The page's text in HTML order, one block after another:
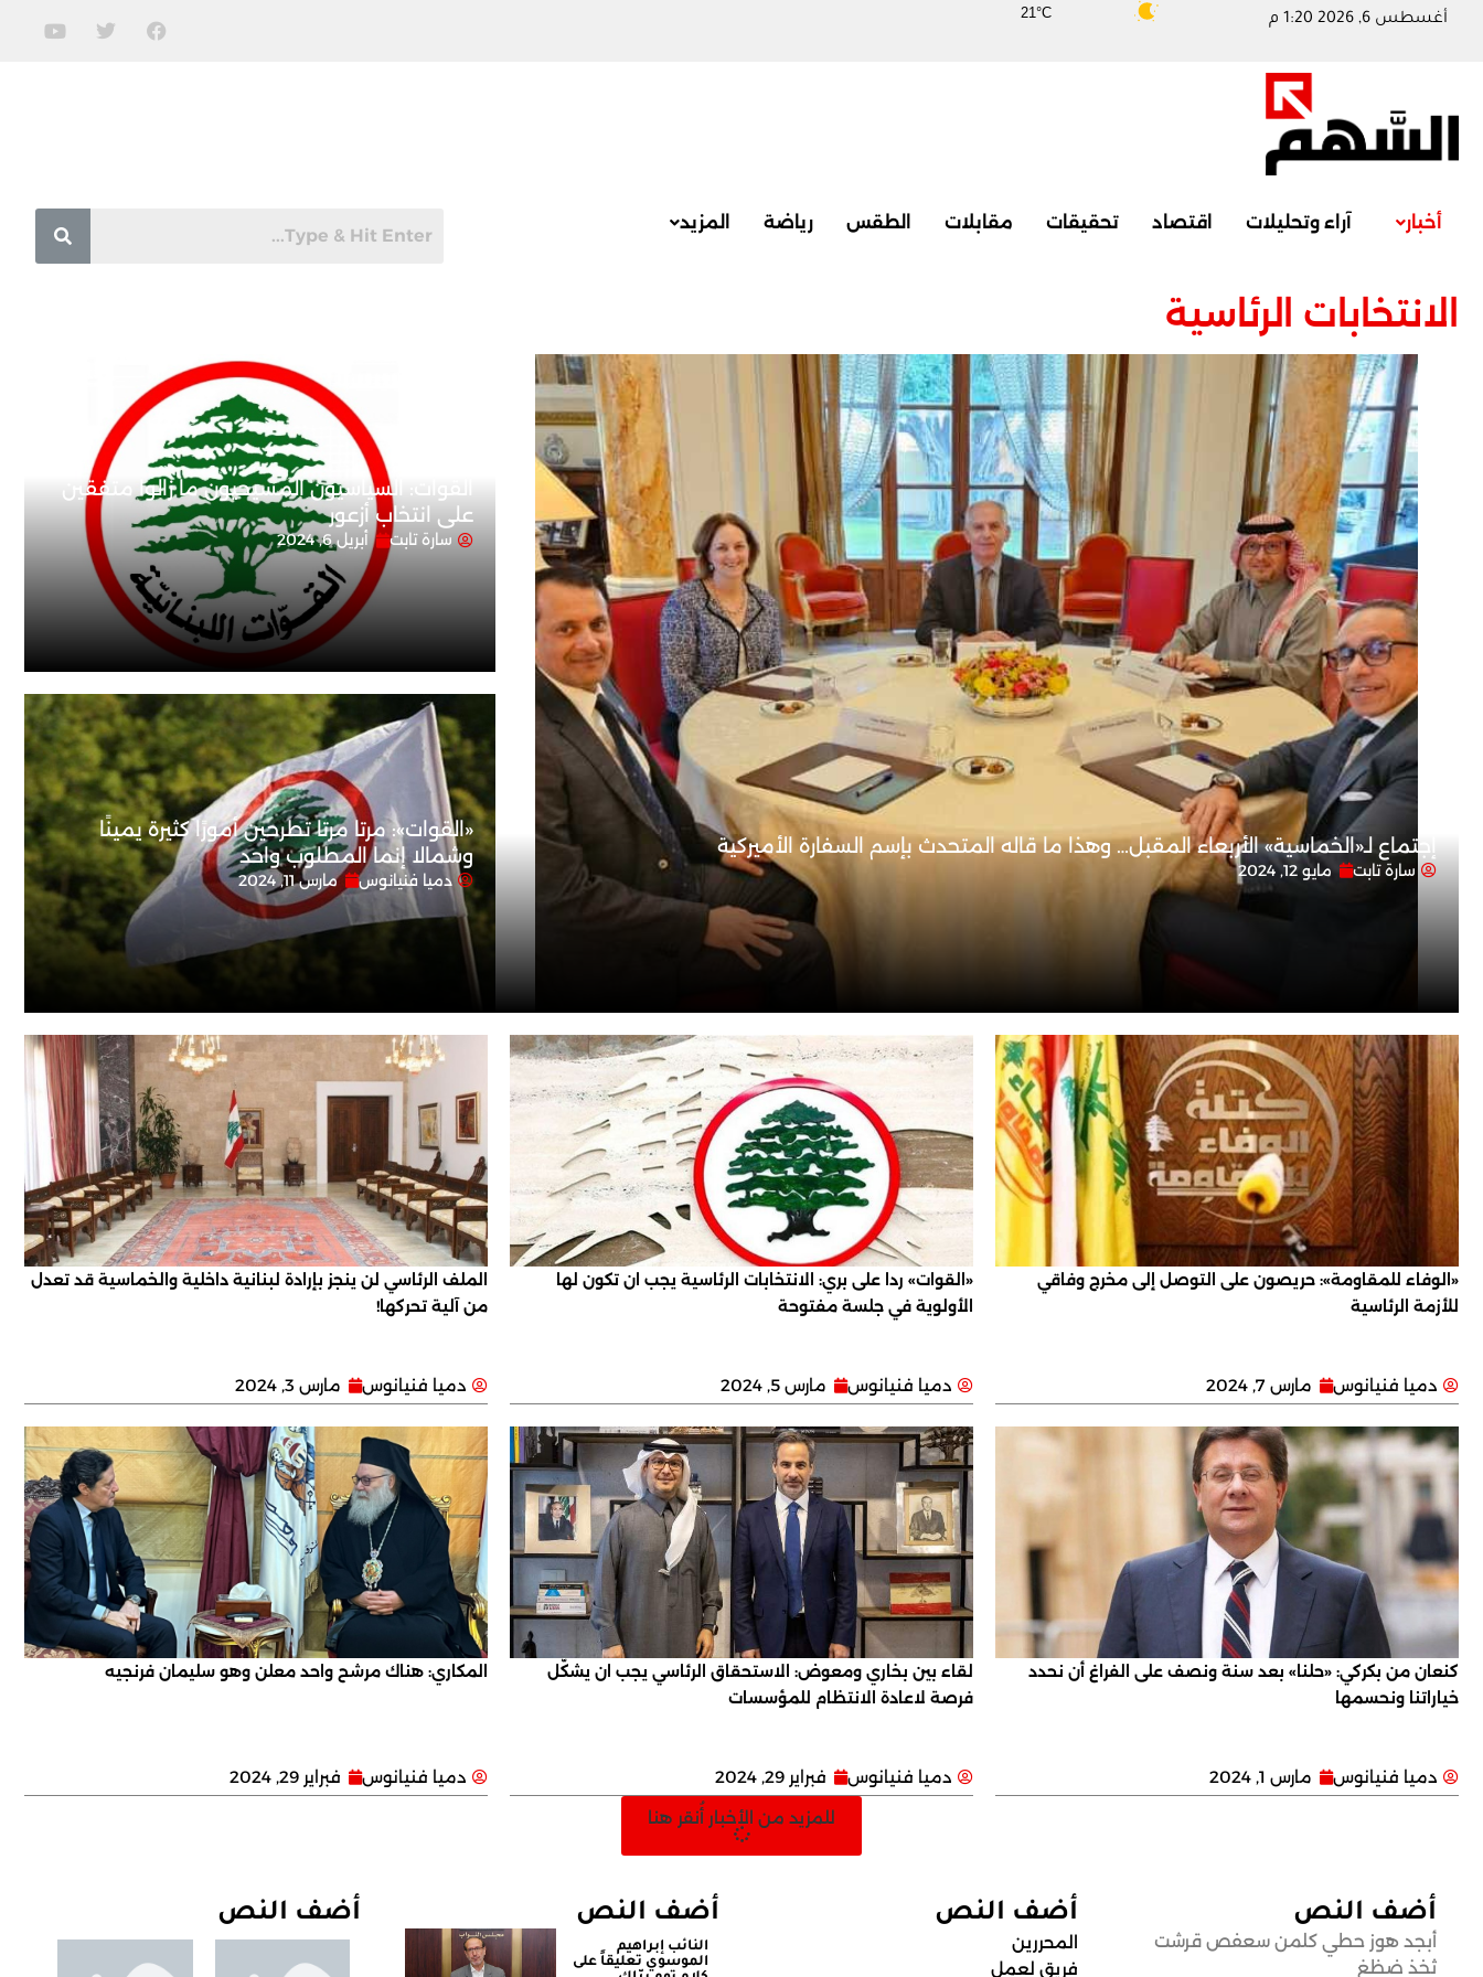
21°C أغسطس 6, 2026 1:20 م
أخبار آراء وتحليلات اقتصاد تحقيقات مقابلات الطقس رياضة المزيد
الانتخابات الرئاسية
القوات: السياسيون المسيحيون ما زالوا متفقين
على انتخاب أزعور
سارة تابت أبريل 6, 2024
«القوات»: مرتا مرتا تطرحين أمورًا كثيرة يمينًا
وشمالا إنما المطلوب واحد
دميا فنيانوس مارس 11, 2024
إجتماع لـ«الخماسية» الأربعاء المقبل… وهذا ما قاله المتحدث بإسم السفارة الأميركية
سارة تابت مايو 12, 2024
«الوفاء للمقاومة»: حريصون على التوصل إلى مخرج وفاقي
للأزمة الرئاسية
دميا فنيانوس مارس 7, 2024
«القوات» ردا على بري: الانتخابات الرئاسية يجب ان تكون لها
الأولوية في جلسة مفتوحة
دميا فنيانوس مارس 5, 2024
الملف الرئاسي لن ينجز بإرادة لبنانية داخلية والخماسية قد تعدل
من آلية تحركها!
دميا فنيانوس مارس 3, 2024
كنعان من بكركي: «حلنا» بعد سنة ونصف على الفراغ أن نحدد
خياراتنا ونحسمها
دميا فنيانوس مارس 1, 2024
لقاء بين بخاري ومعوض: الاستحقاق الرئاسي يجب ان يشكّل
فرصة لاعادة الانتظام للمؤسسات
دميا فنيانوس فبراير 29, 2024
المكاري: هناك مرشح واحد معلن وهو سليمان فرنجيه
دميا فنيانوس
فبراير 29, 2024
للمزيد من الأخبار أُنقر هنا
أضف النص
أبجد هوز حطي كلمن سعفص قرشت
ثخذ ضظغ
أضف النص
المحررين
فريق لعمل
أضف النص
النائب إبراهيم
الموسوي تعليقاً على
أضف النص